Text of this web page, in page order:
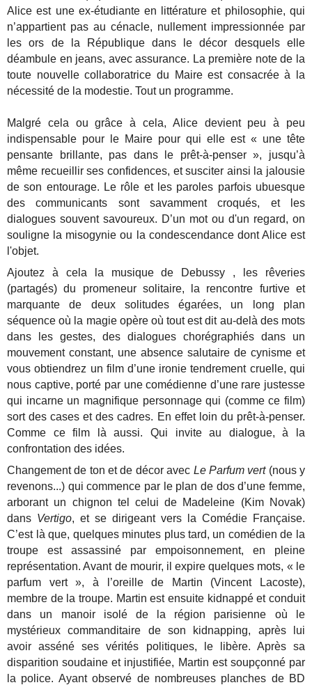
Alice est une ex-étudiante en littérature et philosophie, qui
n’appartient pas au cénacle, nullement impressionnée par
les ors de la République dans le décor desquels elle
déambule en jeans, avec assurance. La première note de la
toute nouvelle collaboratrice du Maire est consacrée à la
nécessité de la modestie. Tout un programme.
Malgré cela ou grâce à cela, Alice devient peu à peu
indispensable pour le Maire pour qui elle est « une tête
pensante brillante, pas dans le prêt-à-penser », jusqu’à
même recueillir ses confidences, et susciter ainsi la jalousie
de son entourage. Le rôle et les paroles parfois ubuesque
des communicants sont savamment croqués, et les
dialogues souvent savoureux. D’un mot ou d'un regard, on
souligne la misogynie ou la condescendance dont Alice est
l'objet.
Ajoutez à cela la musique de Debussy , les rêveries
(partagés) du promeneur solitaire, la rencontre furtive et
marquante de deux solitudes égarées, un long plan
séquence où la magie opère où tout est dit au-delà des mots
dans les gestes, des dialogues chorégraphiés dans un
mouvement constant, une absence salutaire de cynisme et
vous obtiendrez un film d’une ironie tendrement cruelle, qui
nous captive, porté par une comédienne d’une rare justesse
qui incarne un magnifique personnage qui (comme ce film)
sort des cases et des cadres. En effet loin du prêt-à-penser.
Comme ce film là aussi. Qui invite au dialogue, à la
confrontation des idées.
Changement de ton et de décor avec Le Parfum vert (nous y
revenons...) qui commence par le plan de dos d’une femme,
arborant un chignon tel celui de Madeleine (Kim Novak)
dans Vertigo, et se dirigeant vers la Comédie Française.
C’est là que, quelques minutes plus tard, un comédien de la
troupe est assassiné par empoisonnement, en pleine
représentation. Avant de mourir, il expire quelques mots, « le
parfum vert », à l’oreille de Martin (Vincent Lacoste),
membre de la troupe. Martin est ensuite kidnappé et conduit
dans un manoir isolé de la région parisienne où le
mystérieux commanditaire de son kidnapping, après lui
avoir asséné ses vérités politiques, le libère. Après sa
disparition soudaine et injustifiée, Martin est soupçonné par
la police. Ayant observé de nombreuses planches de BD